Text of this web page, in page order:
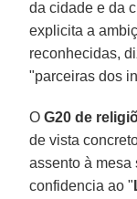
da cidade e da
explicita a
reconhecidas,
"parceiras dos
OG20 de
de vista
assento à mesa
confidencia ao "